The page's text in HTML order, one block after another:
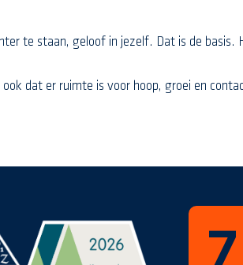
te staan, geloof in jezelf. Dat is de basis.
dat er ruimte is voor hoop, groei en